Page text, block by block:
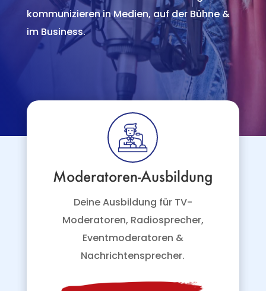
kommunizieren in Medien, auf der Bühne &
im Business.
Moderatoren-Ausbildung
Deine Ausbildung für TV-
Moderatoren, Radiosprecher,
Eventmoderatoren &
Nachrichtensprecher.